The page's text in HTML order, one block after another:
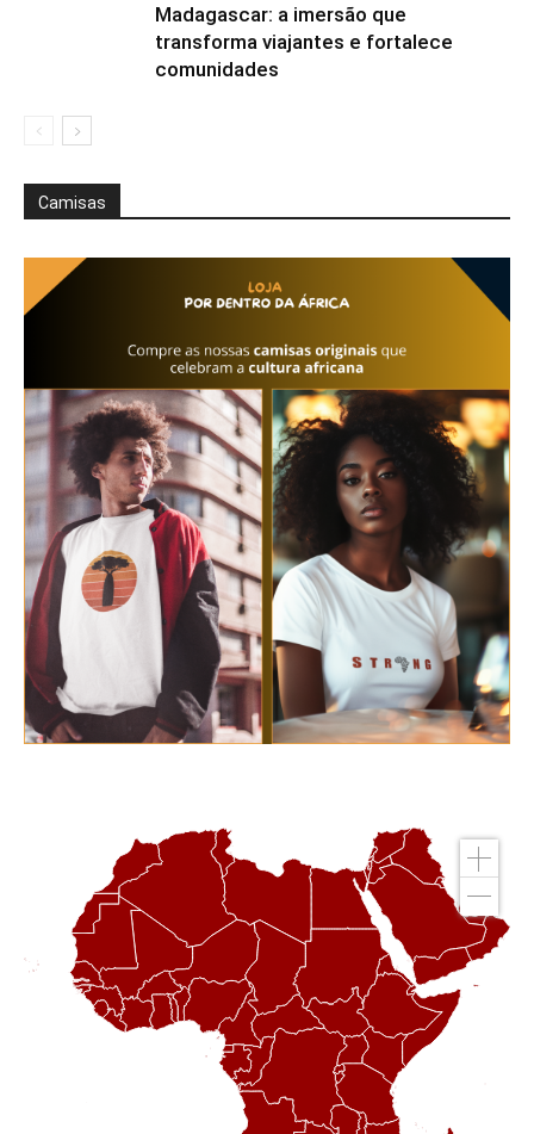
Madagascar: a imersão que
transforma viajantes e fortalece
comunidades
Camisas